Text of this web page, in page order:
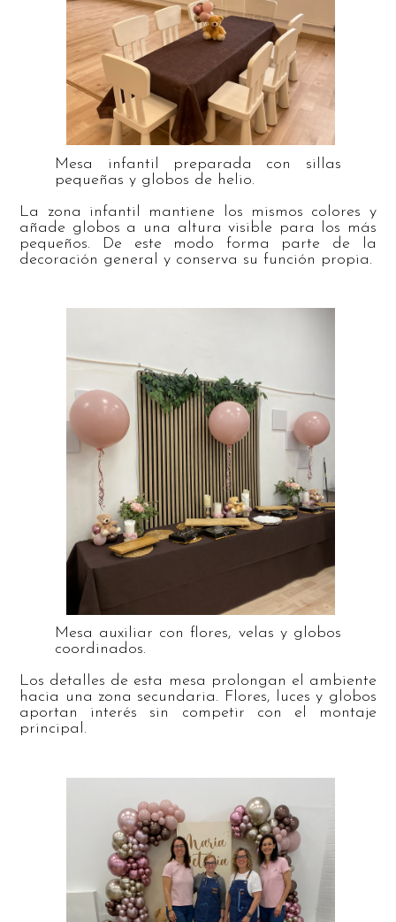
Mesa infantil preparada con sillas
pequeñas y globos de helio.
La zona infantil mantiene los mismos colores y
añade globos a una altura visible para los más
pequeños. De este modo forma parte de la
decoración general y conserva su función propia.
Mesa auxiliar con flores, velas y globos
coordinados.
Los detalles de esta mesa prolongan el ambiente
hacia una zona secundaria. Flores, luces y globos
aportan interés sin competir con el montaje
principal.